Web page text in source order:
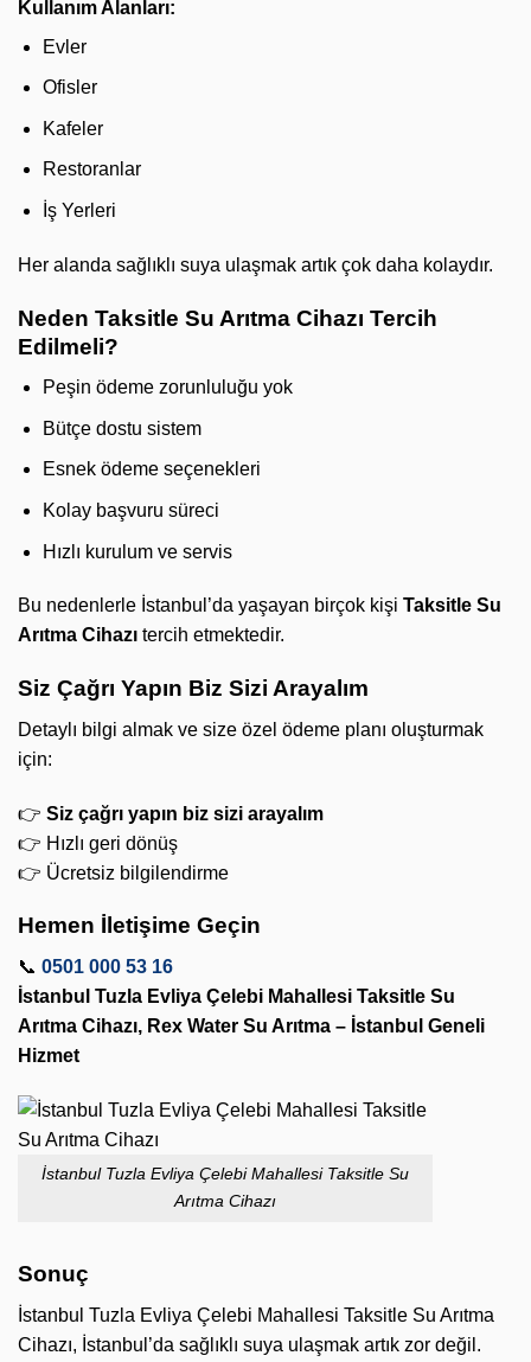
Kullanım Alanları:
Evler
Ofisler
Kafeler
Restoranlar
İş Yerleri
Her alanda sağlıklı suya ulaşmak artık çok daha kolaydır.
Neden Taksitle Su Arıtma Cihazı Tercih
Edilmeli?
Peşin ödeme zorunluluğu yok
Bütçe dostu sistem
Esnek ödeme seçenekleri
Kolay başvuru süreci
Hızlı kurulum ve servis
Bu nedenlerle İstanbul’da yaşayan birçok kişi Taksitle Su
Arıtma Cihazı tercih etmektedir.
Siz Çağrı Yapın Biz Sizi Arayalım
Detaylı bilgi almak ve size özel ödeme planı oluşturmak
için:
👉 Siz çağrı yapın biz sizi arayalım
👉 Hızlı geri dönüş
👉 Ücretsiz bilgilendirme
Hemen İletişime Geçin
📞 0501 000 53 16
İstanbul Tuzla Evliya Çelebi Mahallesi Taksitle Su
Arıtma Cihazı, Rex Water Su Arıtma – İstanbul Geneli
Hizmet
İstanbul Tuzla Evliya Çelebi Mahallesi Taksitle Su
Arıtma Cihazı
Sonuç
İstanbul Tuzla Evliya Çelebi Mahallesi Taksitle Su Arıtma
Cihazı, İstanbul’da sağlıklı suya ulaşmak artık zor değil.